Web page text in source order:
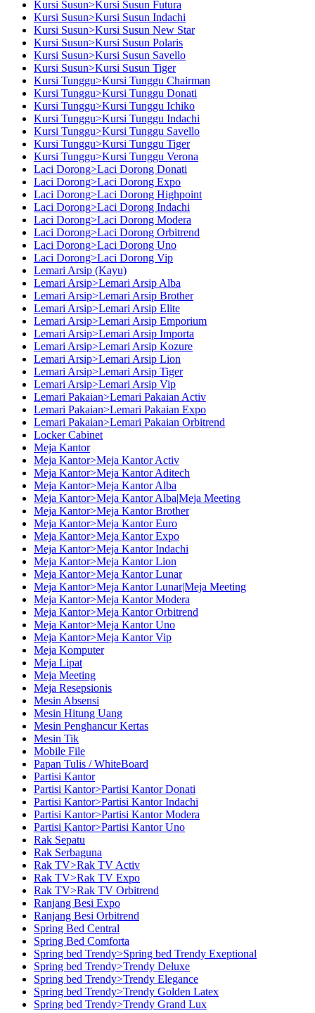
Kursi Susun>Kursi Susun Futura
Kursi Susun>Kursi Susun Indachi
Kursi Susun>Kursi Susun New Star
Kursi Susun>Kursi Susun Polaris
Kursi Susun>Kursi Susun Savello
Kursi Susun>Kursi Susun Tiger
Kursi Tunggu>Kursi Tunggu Chairman
Kursi Tunggu>Kursi Tunggu Donati
Kursi Tunggu>Kursi Tunggu Ichiko
Kursi Tunggu>Kursi Tunggu Indachi
Kursi Tunggu>Kursi Tunggu Savello
Kursi Tunggu>Kursi Tunggu Tiger
Kursi Tunggu>Kursi Tunggu Verona
Laci Dorong>Laci Dorong Donati
Laci Dorong>Laci Dorong Expo
Laci Dorong>Laci Dorong Highpoint
Laci Dorong>Laci Dorong Indachi
Laci Dorong>Laci Dorong Modera
Laci Dorong>Laci Dorong Orbitrend
Laci Dorong>Laci Dorong Uno
Laci Dorong>Laci Dorong Vip
Lemari Arsip (Kayu)
Lemari Arsip>Lemari Arsip Alba
Lemari Arsip>Lemari Arsip Brother
Lemari Arsip>Lemari Arsip Elite
Lemari Arsip>Lemari Arsip Emporium
Lemari Arsip>Lemari Arsip Importa
Lemari Arsip>Lemari Arsip Kozure
Lemari Arsip>Lemari Arsip Lion
Lemari Arsip>Lemari Arsip Tiger
Lemari Arsip>Lemari Arsip Vip
Lemari Pakaian>Lemari Pakaian Activ
Lemari Pakaian>Lemari Pakaian Expo
Lemari Pakaian>Lemari Pakaian Orbitrend
Locker Cabinet
Meja Kantor
Meja Kantor>Meja Kantor Activ
Meja Kantor>Meja Kantor Aditech
Meja Kantor>Meja Kantor Alba
Meja Kantor>Meja Kantor Alba|Meja Meeting
Meja Kantor>Meja Kantor Brother
Meja Kantor>Meja Kantor Euro
Meja Kantor>Meja Kantor Expo
Meja Kantor>Meja Kantor Indachi
Meja Kantor>Meja Kantor Lion
Meja Kantor>Meja Kantor Lunar
Meja Kantor>Meja Kantor Lunar|Meja Meeting
Meja Kantor>Meja Kantor Modera
Meja Kantor>Meja Kantor Orbitrend
Meja Kantor>Meja Kantor Uno
Meja Kantor>Meja Kantor Vip
Meja Komputer
Meja Lipat
Meja Meeting
Meja Resepsionis
Mesin Absensi
Mesin Hitung Uang
Mesin Penghancur Kertas
Mesin Tik
Mobile File
Papan Tulis / WhiteBoard
Partisi Kantor
Partisi Kantor>Partisi Kantor Donati
Partisi Kantor>Partisi Kantor Indachi
Partisi Kantor>Partisi Kantor Modera
Partisi Kantor>Partisi Kantor Uno
Rak Sepatu
Rak Serbaguna
Rak TV>Rak TV Activ
Rak TV>Rak TV Expo
Rak TV>Rak TV Orbitrend
Ranjang Besi Expo
Ranjang Besi Orbitrend
Spring Bed Central
Spring Bed Comforta
Spring bed Trendy>Spring bed Trendy Exeptional
Spring bed Trendy>Trendy Deluxe
Spring bed Trendy>Trendy Elegance
Spring bed Trendy>Trendy Golden Latex
Spring bed Trendy>Trendy Grand Lux